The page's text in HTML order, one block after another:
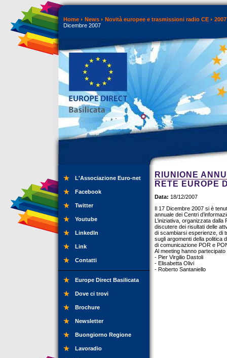
Home News Novità europee e trasmissioni radio CE
2007
Dicembre 2007
L'Associazione Euro-net
Facebook
Twitter
Youtube
LinkedIn
Link
Contatti
Europe Direct Basilicata
Dove ci trovi
Brochure
Newsletter
Buongiorno Regione
Lavoradio
RIUNIONE
RETE EUROPE
Data: 18/12/2007
Il 17 Dicembre 2007 si è
annuale dei Centri
L’iniziativa, organizzata
discutere dei risultati delle
di scambiarsi esperienze, di
sugli argomenti della politica
di comunicazione POR e
Al meeting hanno
- Pier Virgilio Dastoli
- Elisabetta Olivi
- Roberto Santaniello